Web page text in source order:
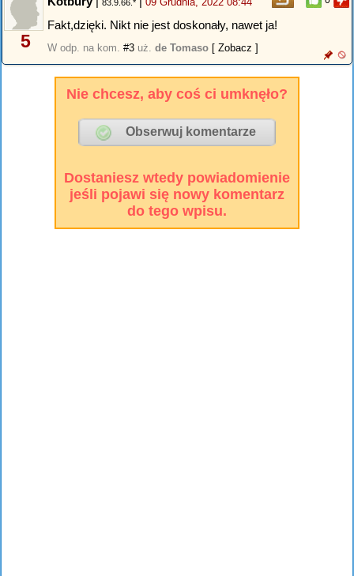
5
83.9.66.*
Fakt,dzięki. Nikt nie jest doskonały, nawet ja!
W odp. na kom. #3 uż. de Tomaso [ Zobacz ]
Nie chcesz, aby coś ci umknęło?
Dostaniesz wtedy powiadomienie
jeśli pojawi się nowy komentarz
do tego wpisu.